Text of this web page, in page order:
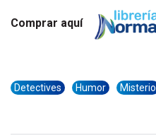
Comprar aquí
Detectives Humor Misterio